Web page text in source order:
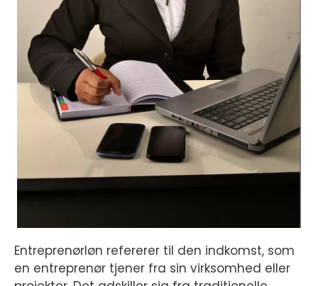
Entreprenørløn refererer til den indkomst, som
en entreprenør tjener fra sin virksomhed eller